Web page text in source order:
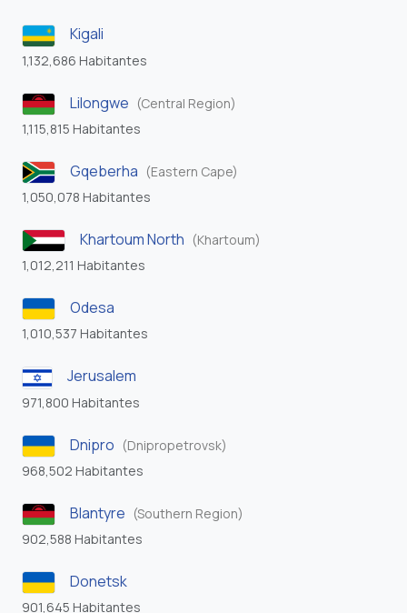
Kigali
1,132,686 Habitantes
Lilongwe (Central Region)
1,115,815 Habitantes
Gqeberha (Eastern Cape)
1,050,078 Habitantes
Khartoum North (Khartoum)
1,012,211 Habitantes
Odesa
1,010,537 Habitantes
Jerusalem
971,800 Habitantes
Dnipro (Dnipropetrovsk)
968,502 Habitantes
Blantyre (Southern Region)
902,588 Habitantes
Donetsk
901,645 Habitantes